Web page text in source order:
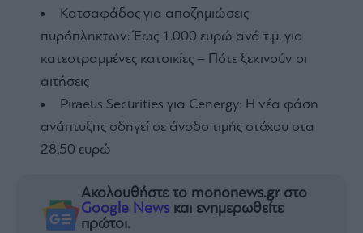
Κατσαφάδος για αποζημιώσεις
πυρόπληκτων: Έως 1.000 ευρώ ανά τ.μ. για
κατεστραμμένες κατοικίες – Πότε ξεκινούν οι
αιτήσεις
Piraeus Securities για Cenergy: Η νέα φάση
ανάπτυξης οδηγεί σε άνοδο τιμής στόχου στα
28,50 ευρώ
Ακολουθήστε το mononews.gr στο
Google News και ενημερωθείτε
πρώτοι.